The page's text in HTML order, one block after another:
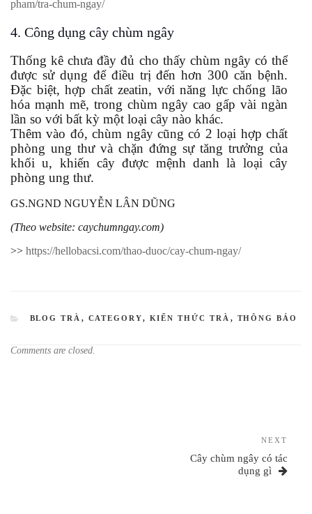
pham/tra-chum-ngay/
4. Công dụng cây chùm ngây
Thống kê chưa đầy đủ cho thấy chùm ngây có thể
được sử dụng để điều trị đến hơn 300 căn bệnh.
Đặc biệt, hợp chất zeatin, với năng lực chống lão
hóa mạnh mẽ, trong chùm ngây cao gấp vài ngàn
lần so với bất kỳ một loại cây nào khác.
Thêm vào đó, chùm ngây cũng có 2 loại hợp chất
phòng ung thư và chặn đứng sự tăng trưởng của
khối u, khiến cây được mệnh danh là loại cây
phòng ung thư.
GS.NGND NGUYỄN LÂN DŨNG
(Theo website: caychumngay.com)
>> https://hellobacsi.com/thao-duoc/cay-chum-ngay/
CATEGORIES
BLOG TRÀ , CATEGORY, KIẾN THỨC TRÀ , THÔNG BÁO
Comments are closed.
NEXT
Cây chùm ngây có tác
dụng gì